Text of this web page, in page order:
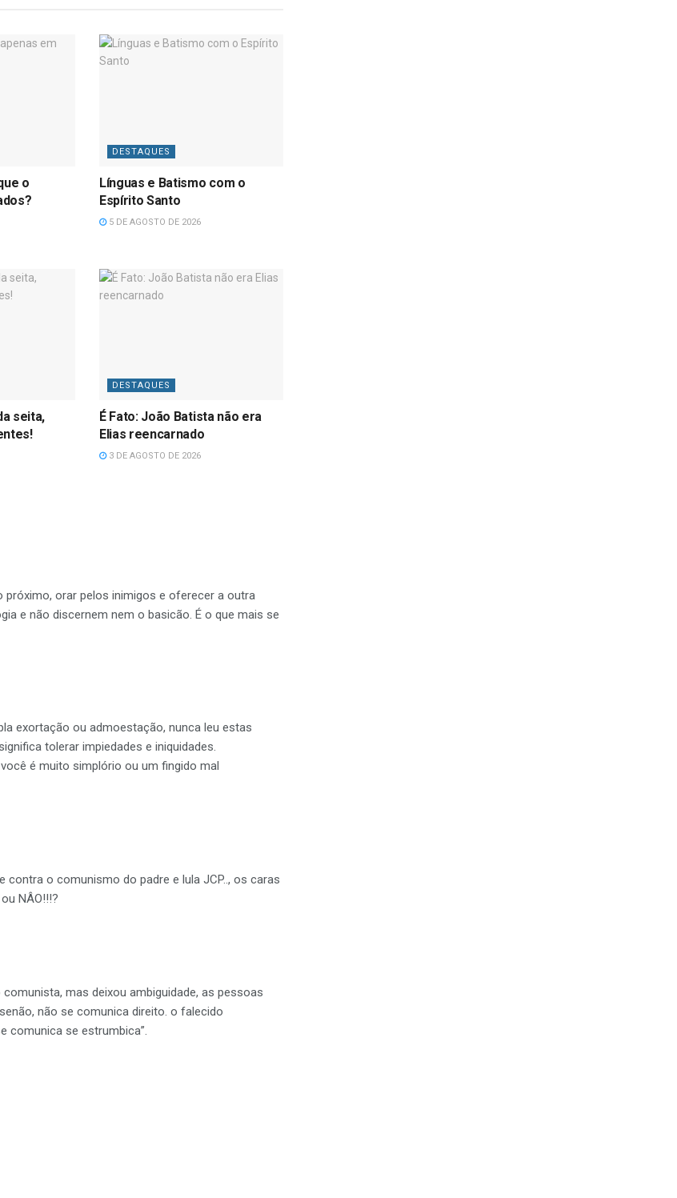
o
DESTAQUES
Línguas e Batismo com o
Espírito Santo
5 DE AGOSTO DE 2026
seita,
DESTAQUES
É Fato: João Batista não era
Elias reencarnado
3 DE AGOSTO DE 2026
próximo, orar pelos inimigos e oferecer a outra
e não discernem nem o basicão. É o que mais se
exortação ou admoestação, nunca leu estas
tolerar impiedades e iniquidades.
é muito simplório ou um fingido mal
o comunismo do padre e lula JCP.., os caras
NÂO!!!?
mas deixou ambiguidade, as pessoas
não se comunica direito. o falecido
comunica se estrumbica”.